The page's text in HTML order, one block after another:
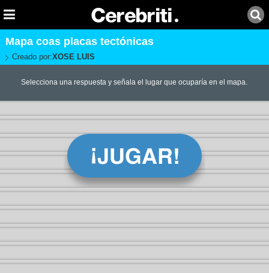
Mapa coas placas tectónicas
Creado por:XOSE LUIS
Selecciona una respuesta y señala el lugar que ocuparía en el mapa.